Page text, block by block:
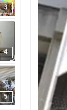
3
4
5